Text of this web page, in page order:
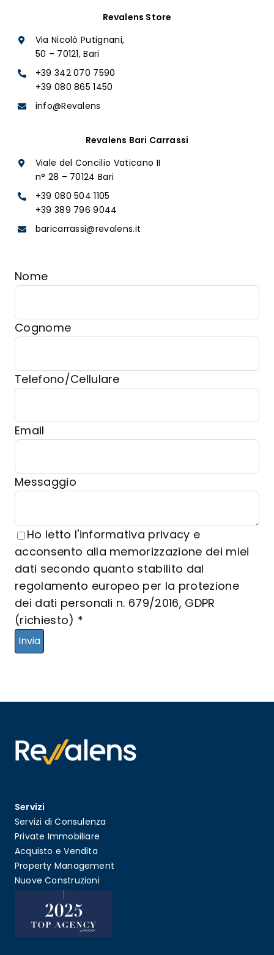
Revalens Store
Via Nicolò Putignani,
50 – 70121, Bari
+39 342 070 7590
+39 080 865 1450
info@Revalens
Revalens Bari Carrassi
Viale del Concilio Vaticano II
n° 28 – 70124 Bari​
+39 080 504 1105​
+39 389 796 9044
baricarrassi@revalens.it
Nome
Cognome
Telefono/Cellulare
Email
Messaggio
Ho letto l'informativa privacy e
acconsento alla memorizzazione dei miei
dati secondo quanto stabilito dal
regolamento europeo per la protezione
dei dati personali n. 679/2016, GDPR
(richiesto) Campo obbligatorio
*
Servizi
Servizi di Consulenza
Private Immobiliare
Acquisto e Vendita
Property Management
Nuove Construzioni